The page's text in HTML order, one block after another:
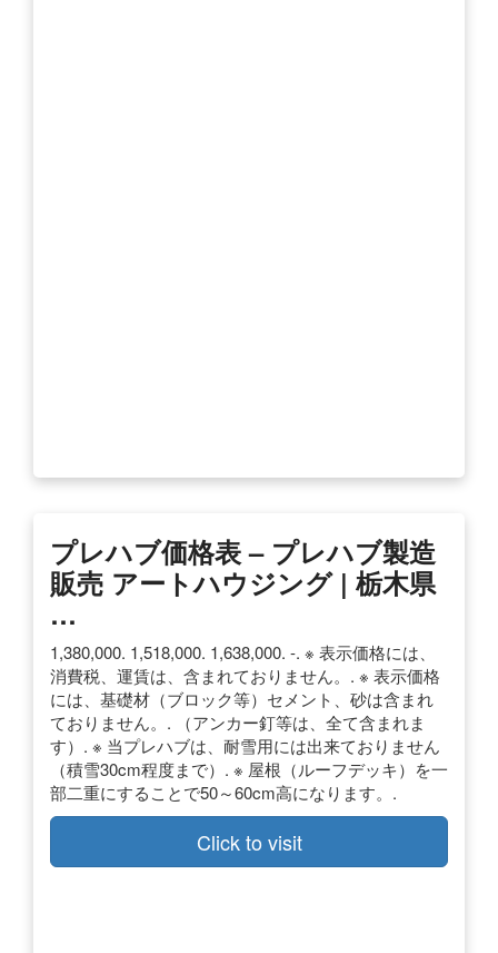
プレハブ価格表 – プレハブ製造
販売 アートハウジング | 栃木県
…
1,380,000. 1,518,000. 1,638,000. -. ※ 表示価格には、
消費税、運賃は、含まれておりません。. ※ 表示価格
には、基礎材（ブロック等）セメント、砂は含まれ
ておりません。. （アンカー釘等は、全て含まれま
す）. ※ 当プレハブは、耐雪用には出来ておりません
（積雪30cm程度まで）. ※ 屋根（ルーフデッキ）を一
部二重にすることで50～60cm高になります。.
Click to visit